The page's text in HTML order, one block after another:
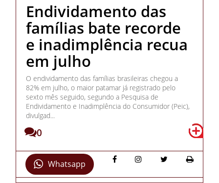
Endividamento das
famílias bate recorde
e inadimplência recua
em julho
O endividamento das famílias brasileiras chegou a
82% em julho, o maior patamar já registrado pelo
sexto mês seguido, segundo a Pesquisa de
Endividamento e Inadimplência do Consumidor (Peic),
divulgad...
0
Whatsapp